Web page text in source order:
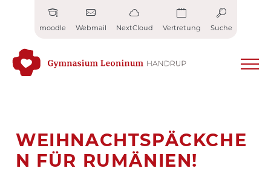
moodle Webmail NextCloud Vertretung Suche
WEIHNACHTSPÄCKCHE
N FÜR RUMÄNIEN!